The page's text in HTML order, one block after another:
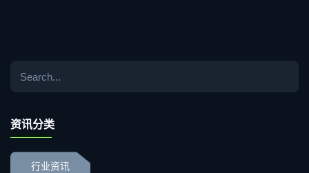
资讯分类
行业资讯